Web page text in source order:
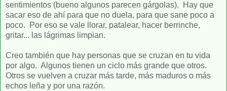
sentimientos (bueno algunos parecen gárgolas). Hay que
sacar eso de ahí para que no duela, para que sane poco a
poco. Por eso se vale llorar, patalear, hacer berrinche,
gritar... las lágrimas limpian.
Creo también que hay personas que se cruzan en tu vida
por algo. Algunos tienen un ciclo más grande que otros.
Otros se vuelven a cruzar más tarde, más maduros o más
echos leña y por una razón.